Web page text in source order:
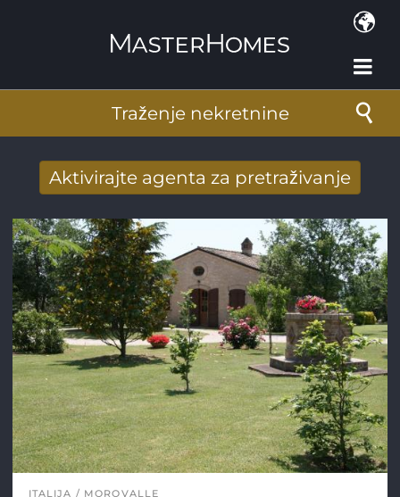
Traženje nekretnine
Aktivirajte agenta za pretraživanje
Adresa e-pošte*
ITALIJA MOROVALLE